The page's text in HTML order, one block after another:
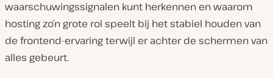
waarschuwingssignalen kunt herkennen en waarom
hosting zo’n grote rol speelt bij het stabiel houden van
de frontend-ervaring terwijl er achter de schermen van
alles gebeurt.